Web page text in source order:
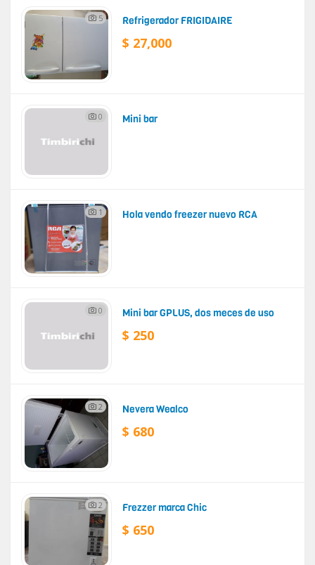
5 Refrigerador FRIGIDAIRE
$ 27,000
0 Mini bar
1 Hola vendo freezer nuevo RCA
0 Mini bar GPLUS, dos meces de uso
$ 250
2 Nevera Wealco
$ 680
2 Frezzer marca Chic
$ 650